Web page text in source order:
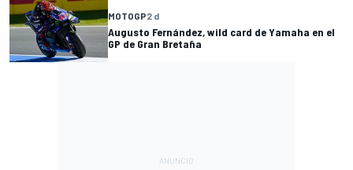
MOTOGP2 d
Augusto Fernández, wild card de Yamaha en el
GP de Gran Bretaña